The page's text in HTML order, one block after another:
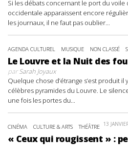
Si les débats concernant le port du
occidentale apparaissent encore
les journaux, il ne faut pas oublier...
AGENDA CULTUREL MUSIQUE NON CLASSÉ
Le Louvre et la Nuit des
parSarah Joyaux
Quelque chose d’étrange s’est produit il
célèbres pyramides du Louvre. Le
une fois les portes du...
CINÉMA CULTURE & ARTS THÉÂTRE 13
« Ceux qui rougissent » :